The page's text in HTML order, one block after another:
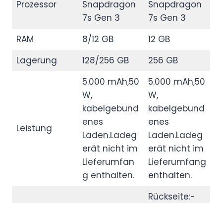
Prozessor
Snapdragon
7s Gen 3
Snapdragon
7s Gen 3
RAM
8/12 GB
12 GB
Lagerung
128/256 GB 256 GB
Leistung
5.000 mAh,50
W,
kabelgebund
enes
Laden.Ladeg
erät nicht im
Lieferumfan
g enthalten.
5.000 mAh,50
W,
kabelgebund
enes
Laden.Ladeg
erät nicht im
Lieferumfang
enthalten.
Rückseite:-